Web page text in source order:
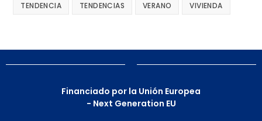
TENDENCIA TENDENCIAS VERANO VIVIENDA
Financiado por la Unión Europea
- Next Generation EU